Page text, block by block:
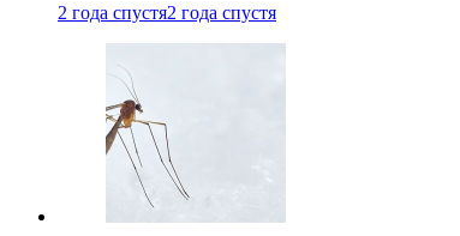
2 года спустя2 года спустя